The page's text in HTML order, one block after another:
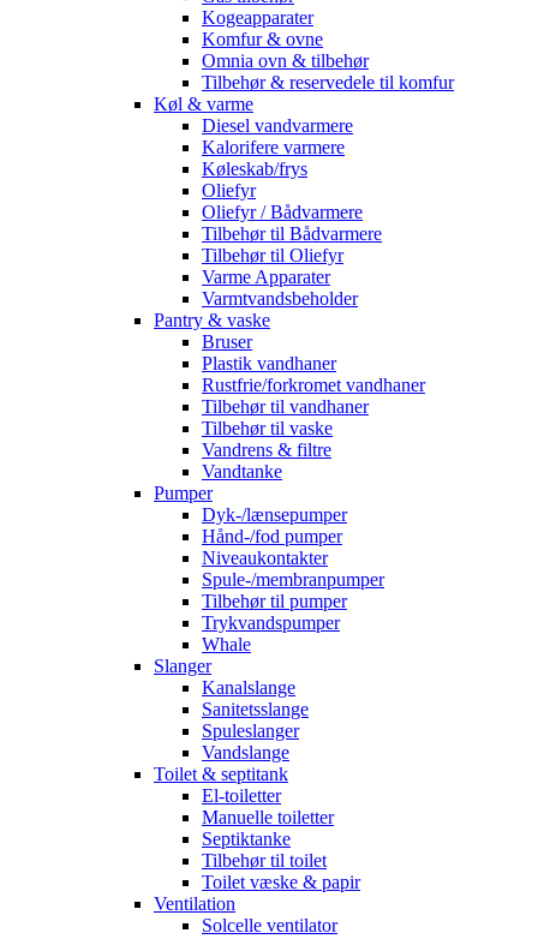
Kogeapparater
Komfur & ovne
Omnia ovn & tilbehør
Tilbehør & reservedele til komfur
Køl & varme
Diesel vandvarmere
Kalorifere varmere
Køleskab/frys
Oliefyr
Oliefyr / Bådvarmere
Tilbehør til Bådvarmere
Tilbehør til Oliefyr
Varme Apparater
Varmtvandsbeholder
Pantry & vaske
Bruser
Plastik vandhaner
Rustfrie/forkromet vandhaner
Tilbehør til vandhaner
Tilbehør til vaske
Vandrens & filtre
Vandtanke
Pumper
Dyk-/lænsepumper
Hånd-/fod pumper
Niveaukontakter
Spule-/membranpumper
Tilbehør til pumper
Trykvandspumper
Whale
Slanger
Kanalslange
Sanitetsslange
Spuleslanger
Vandslange
Toilet & septitank
El-toiletter
Manuelle toiletter
Septiktanke
Tilbehør til toilet
Toilet væske & papir
Ventilation
Solcelle ventilator